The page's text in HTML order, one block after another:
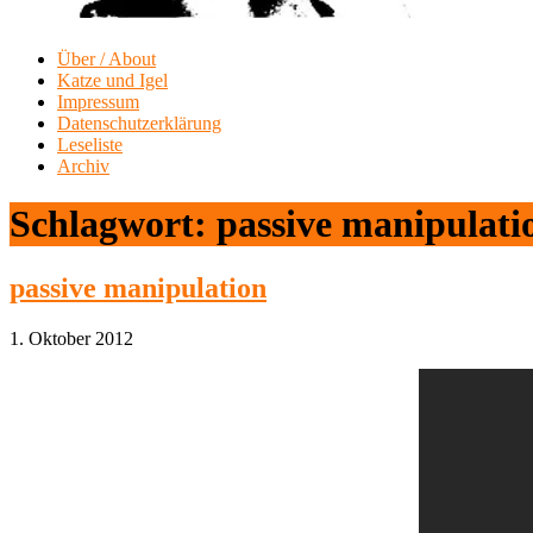
Über / About
Katze und Igel
Impressum
Datenschutzerklärung
Leseliste
Archiv
Schlagwort: passive
passive manipulation
1. Oktober 2012